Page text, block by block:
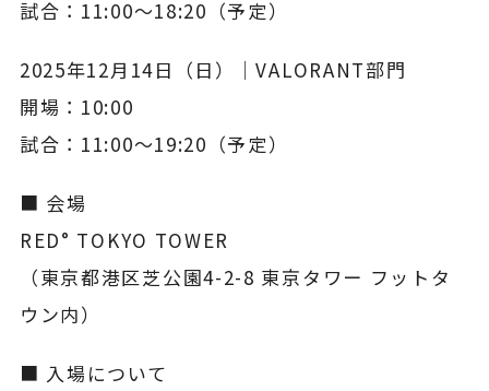
試合：11:00〜18:20（予定）
2025年12月14日（日）｜VALORANT部門
開場：10:00
試合：11:00〜19:20（予定）
■ 会場
RED° TOKYO TOWER
（東京都港区芝公園4-2-8 東京タワー フットタ
ウン内）
■ 入場について